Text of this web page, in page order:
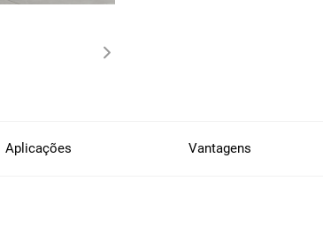
Aplicações Vantagens